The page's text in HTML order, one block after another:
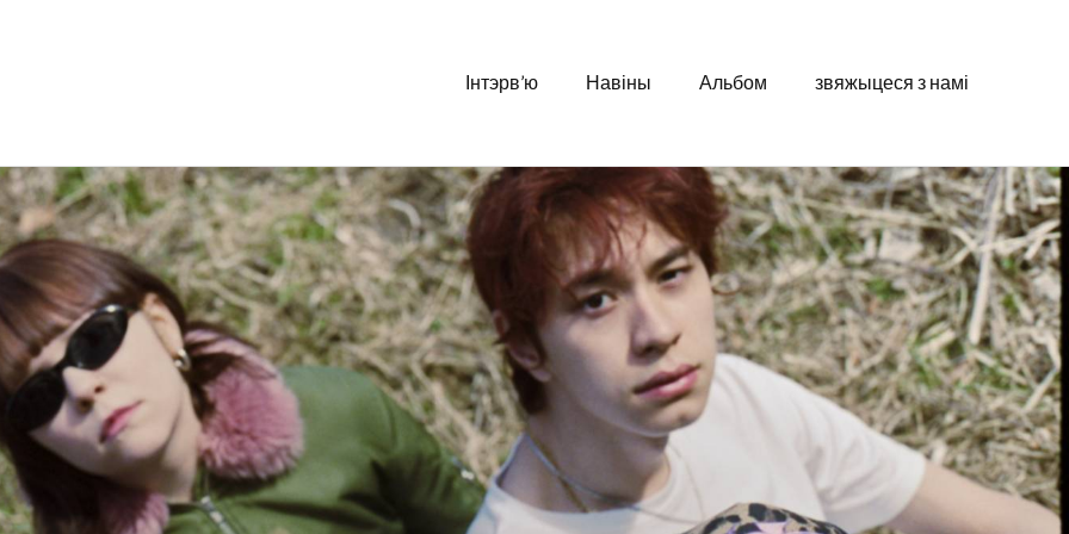
Інтэрв’ю Навіны Альбом звяжыцеся з намі